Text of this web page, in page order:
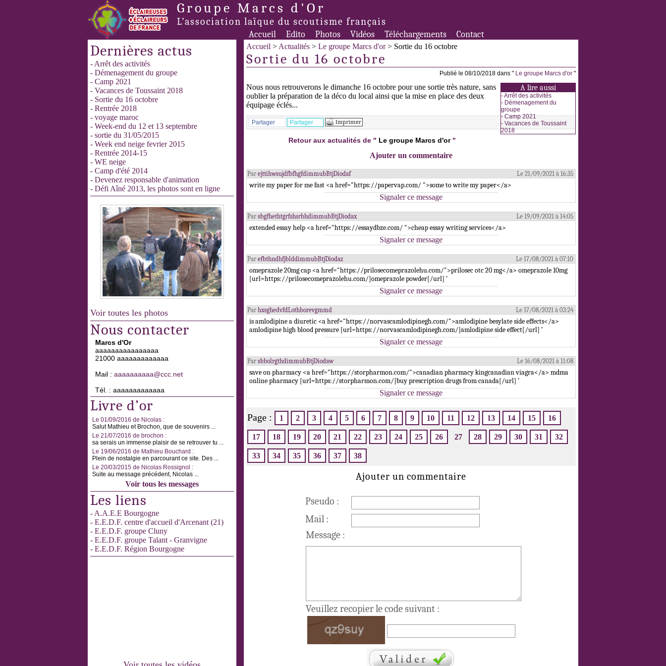
Groupe Marcs d'Or
L’association laïque du scoutisme français
Accueil Edito Photos Vidéos Téléchargements Contact
Dernières actus
- Arrêt des activités
- Démenagement du groupe
- Camp 2021
- Vacances de Toussaint 2018
- Sortie du 16 octobre
- Rentrée 2018
- voyage maroc
- Week-end du 12 et 13 septembre
- sortie du 31/05/2015
- Week end neige fevrier 2015
- Rentrée 2014-15
- WE neige
- Camp d'été 2014
- Devenez responsable d'animation
- Défi Aîné 2013, les photos sont en ligne
Voir toutes les photos
Nous contacter
Marcs d'Or
aaaaaaaaaaaaaaaa
21000 aaaaaaaaaaaaa
Mail : aaaaaaaaaa@ccc.net
Tél. : aaaaaaaaaaaaa
Livre d’or
Le 01/09/2016 de Nicolas :
Salut Mathieu et Brochon, que de souvenirs ...
Le 21/07/2016 de brochon :
sa serais un immense plaisir de se retrouver tu ...
Le 19/06/2016 de Mathieu Bouchard :
Plein de nostalgie en parcourant ce site. Des ...
Le 20/03/2015 de Nicolas Rossignol :
Suite au message précédent, Nicolas ...
Voir tous les messages
Les liens
- A.A.E.E Bourgogne
- E.E.D.F. centre d'accueil d'Arcenant (21)
- E.E.D.F. groupe Cluny
- E.E.D.F. groupe Talant - Granvigne
- E.E.D.F. Région Bourgogne
Accueil > Actualités > Le groupe Marcs d'or> Sortie du 16 octobre
Sortie du 16 octobre
Publié le 08/10/2018 dans " Le groupe Marcs d'or "
A lire aussi
-Arrêt des activités
- Démenagement du
groupe
-Camp 2021
- Vacances de Toussaint
2018
Nous nous retrouverons le dimanche 16 octobre pour une sortie très nature, sans
oublier la préparation de la déco du local ainsi que la mise en place des deux
équipage éclés...
Partager Partager
Retour aux actualités de " Le groupe Marcs d'or"
Ajouter un commentaire
Par ejttihwsujdfbfhgfdimmubBtjDiodaf Le 21/09/2021 à 16:35
write my paper for me fast <a href="https://papervap.com/ ">some to write my paper</a>
Signaler ce message
Par sbgfhethtgrfshsrbhdimmubBtjDiodax Le 19/09/2021 à 14:05
extended essay help <a href="https://essaydbze.com/ ">cheap essay writing services</a>
Signaler ce message
Par efbthndhfjblddimmubBtjDiodaz Le 17/08/2021 à 07:10
omeprazole 20mg cap <a href="https://prilosecomeprazolehu.com/">prilosec otc 20 mg</a> omeprazole 10mg
[url=https://prilosecomeprazolehu.com/]omeprazole powder[/url] ’
Signaler ce message
Par hxsghedvfdLothborevgmmd Le 17/08/2021 à 03:24
is amlodipine a diuretic <a href="https://norvascamlodipinegh.com/">amlodipine besylate side effects</a>
amlodipine high blood pressure [url=https://norvascamlodipinegh.com/]amlodipine side effect[/url] ’
Signaler ce message
Par sbbolrgthdimmubBtjDiodaw Le 16/08/2021 à 11:08
save on pharmacy <a href="https://storpharmon.com/">canadian pharmacy kingcanadian viagra</a> mdma
online pharmacy [url=https://storpharmon.com/]buy prescription drugs from canada[/url] ’
Signaler ce message
Page : 1 2 3 4 5 6 7 8 9 10 11 12 13 14 15 16
17 18 19 20 21 22 23 24 25 26 27 28 29 30 31 32
33 34 35 36 37 38
Ajouter un commentaire
Pseudo :
Mail :
Message :
Veuillez recopier le code suivant :